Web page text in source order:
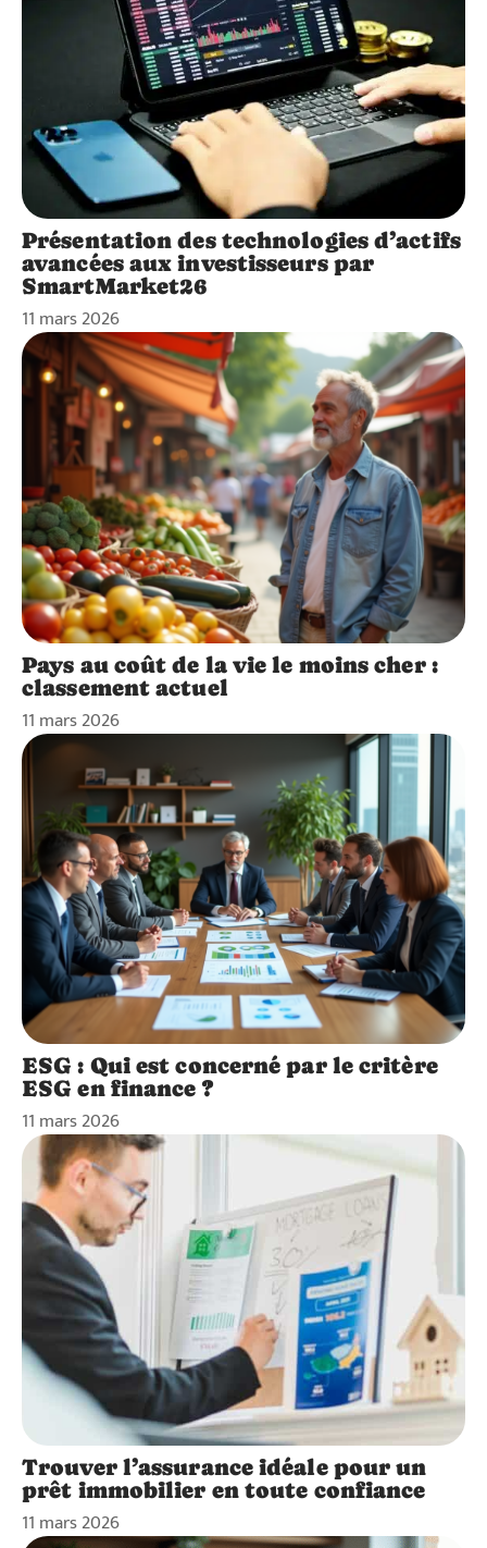
Présentation des technologies d’actifs
avancées aux investisseurs par
SmartMarket26
11 mars 2026
Pays au coût de la vie le moins cher :
classement actuel
11 mars 2026
ESG : Qui est concerné par le critère
ESG en finance ?
11 mars 2026
Trouver l’assurance idéale pour un
prêt immobilier en toute confiance
11 mars 2026